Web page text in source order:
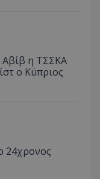
Αβίβ η ΤΣΣΚΑ
ο Κύπριος
24χρονος